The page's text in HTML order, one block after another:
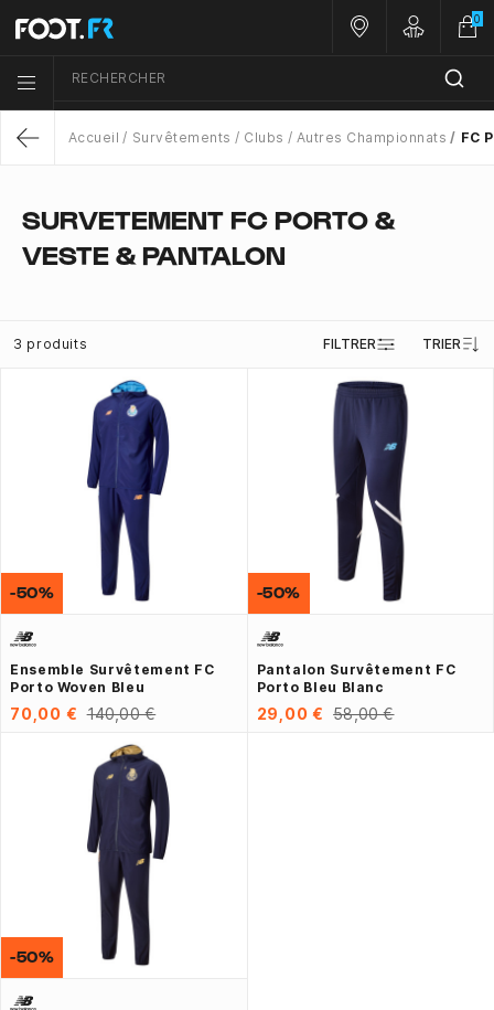
Menu list icon
RECHERCHER
Nos magasins
Customer
0
Accueil Survêtements Clubs Autres Championnats FC
SURVETEMENT FC PORTO &
VESTE & PANTALON
3 produits FILTRER TRIER
Ensemble Survêtement FC
Porto Woven Bleu
70,00 € 140,00 €
-50%
Pantalon Survêtement FC
Porto Bleu Blanc
29,00 € 58,00 €
-50%
-50%